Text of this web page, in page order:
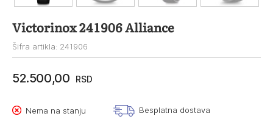
Victorinox 241906 Alliance
Šifra artikla: 241906
52.500,00 RSD
Nema na stanju Besplatna dostava